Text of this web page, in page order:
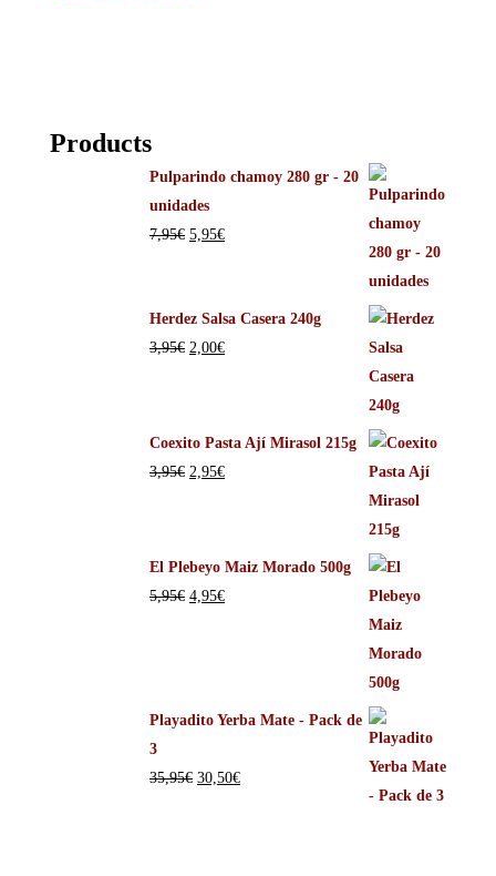
Products
Pulparindo chamoy 280 gr - 20
unidades
7,95€ 5,95€
Herdez Salsa Casera 240g
3,95€ 2,00€
Coexito Pasta Ají Mirasol 215g
3,95€ 2,95€
El Plebeyo Maiz Morado 500g
5,95€ 4,95€
Playadito Yerba Mate - Pack de
3
35,95€ 30,50€